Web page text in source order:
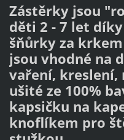
Zástěrky jsou
děti 2 - 7 let
šňůrky za
jsou vhodné na
vaření, kreslení,
ušité ze 100%
kapsičku na
knoflíkem pro